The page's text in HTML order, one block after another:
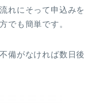
れにそって申込みを
でも簡単です。
備がなければ数日後